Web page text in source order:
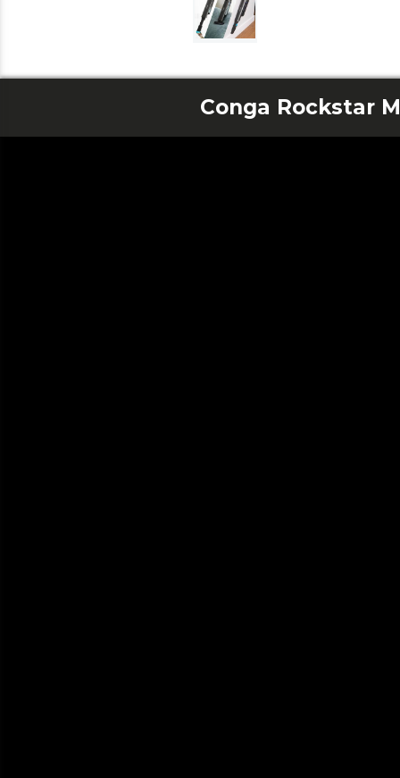
Conga Rockstar